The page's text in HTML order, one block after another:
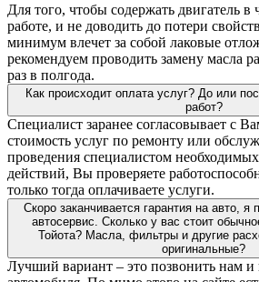
Для того, чтобы содержать двигатель в
работе, и не доводить до потери
минимум влечет за собой лаковые
рекомендуем проводить замену масла
раз в полгода.
Как происходит оплата услуг? До или
работ?
Специалист заранее согласовывает с
стоимость услуг по ремонту или
проведения специалистом
действий, Вы проверяете
только тогда оплачиваете услуги.
Скоро заканчивается гарантия на авто,
автосервис. Сколько у вас стоит
Тойота? Масла, фильтры и другие
оригинальные?
Лучший вариант – это позвонить нам и